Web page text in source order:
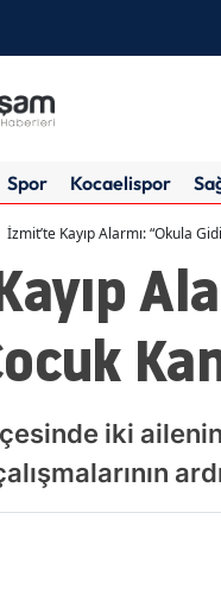
Spor Kocaelispor
İzmit’te Kayıp Alarmı: “Okula
iki